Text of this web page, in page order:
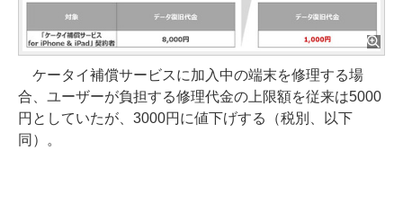
ケータイ補償サービスに加入中の端末を修理する場
合、ユーザーが負担する修理代金の上限額を従来は5000
円としていたが、3000円に値下げする（税別、以下
同）。